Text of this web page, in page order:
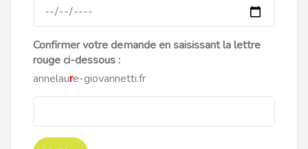
Confirmer votre demande en saisissant la lettre
rouge ci-dessous :
annelaure-giovannetti.fr